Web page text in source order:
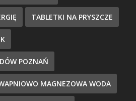
TABLETKI NA PRYSZCZE
POZNAŃ
MAGNEZOWA WODA